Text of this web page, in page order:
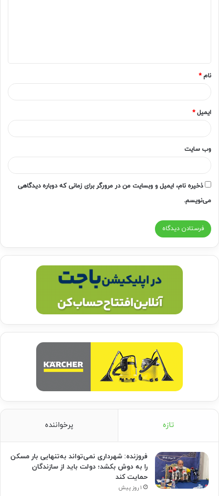
*
نام*
ایمیل*
وب‌ سایت
ذخیره نام، ایمیل و وبسایت من در مرورگر برای زمانی که دوباره دیدگاهی
می‌نویسم.
تازه پرخواننده
فروزنده: شهرداری نمی‌تواند به‌تنهایی بار مسکن
را به دوش بکشد؛ دولت باید از سازندگان
حمایت کند
۱ روز پیش